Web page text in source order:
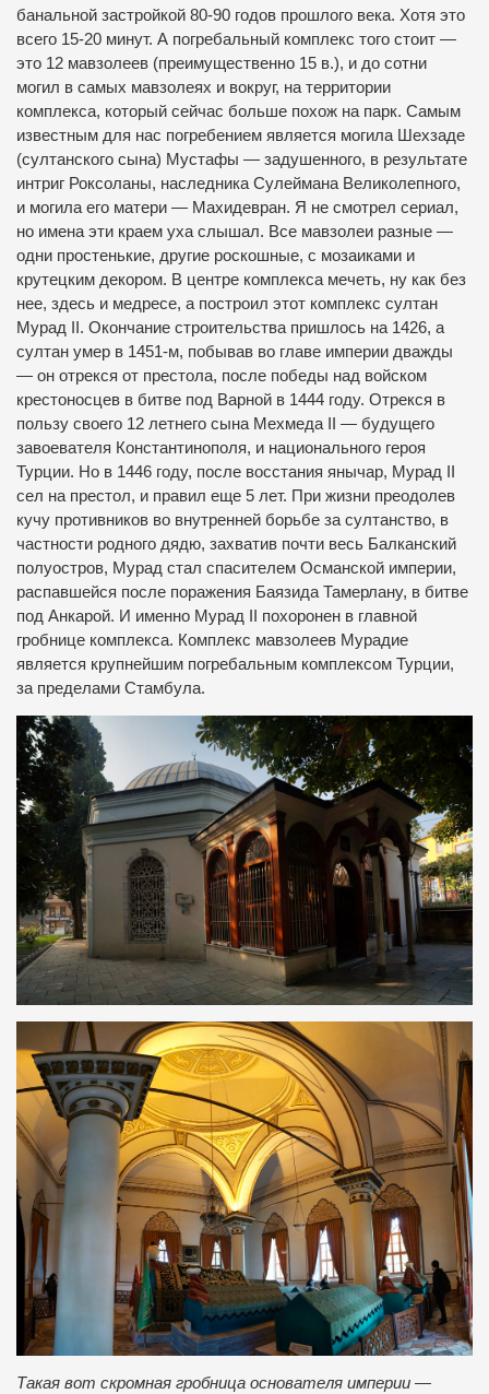
банальной застройкой 80-90 годов прошлого века. Хотя это
всего 15-20 минут. А погребальный комплекс того стоит —
это 12 мавзолеев (преимущественно 15 в.), и до сотни
могил в самых мавзолеях и вокруг, на территории
комплекса, который сейчас больше похож на парк. Самым
известным для нас погребением является могила Шехзаде
(султанского сына) Мустафы — задушенного, в результате
интриг Роксоланы, наследника Сулеймана Великолепного,
и могила его матери — Махидевран. Я не смотрел сериал,
но имена эти краем уха слышал. Все мавзолеи разные —
одни простенькие, другие роскошные, с мозаиками и
крутецким декором. В центре комплекса мечеть, ну как без
нее, здесь и медресе, а построил этот комплекс султан
Мурад II. Окончание строительства пришлось на 1426, а
султан умер в 1451-м, побывав во главе империи дважды
— он отрекся от престола, после победы над войском
крестоносцев в битве под Варной в 1444 году. Отрекся в
пользу своего 12 летнего сына Мехмеда II — будущего
завоевателя Константинополя, и национального героя
Турции. Но в 1446 году, после восстания янычар, Мурад ІІ
сел на престол, и правил еще 5 лет. При жизни преодолев
кучу противников во внутренней борьбе за султанство, в
частности родного дядю, захватив почти весь Балканский
полуостров, Мурад стал спасителем Османской империи,
распавшейся после поражения Баязида Тамерлану, в битве
под Анкарой. И именно Мурад ІІ похоронен в главной
гробнице комплекса. Комплекс мавзолеев Мурадие
является крупнейшим погребальным комплексом Турции,
за пределами Стамбула.
Такая вот скромная гробница основателя империи —